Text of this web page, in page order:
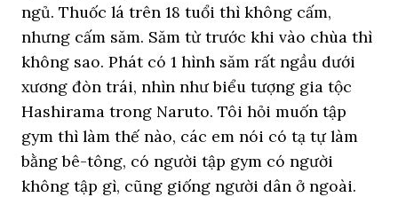
ngủ. Thuốc lá trên 18 tuổi thì không cấm,
nhưng cấm săm. Săm từ trước khi vào chùa thì
không sao. Phát có 1 hình săm rất ngầu dưới
xương đòn trái, nhìn như biểu tượng gia tộc
Hashirama trong Naruto. Tôi hỏi muốn tập
gym thì làm thế nào, các em nói có tạ tự làm
bằng bê-tông, có người tập gym có người
không tập gì, cũng giống người dân ở ngoài.